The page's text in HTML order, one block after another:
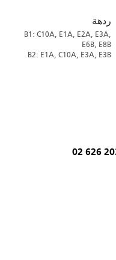
ردهة
B1: C10A, E1A, E2A, E3A,
E6B, E8B
B2: E1A, C10A, E3A, E3B
02 626